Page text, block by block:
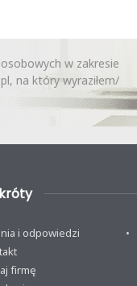
w zakresie
na który wyraziłem/
i odpowiedzi
firmę